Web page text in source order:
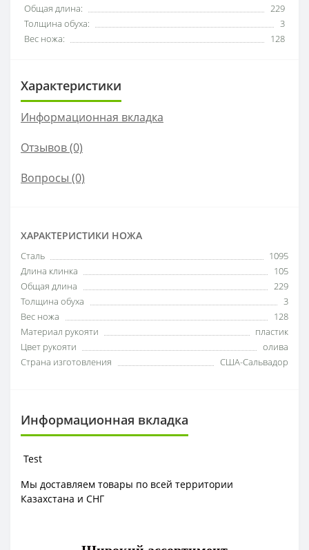
Общая длина:
229
Толщина обуха:
3
Вес ножа:
128
Характеристики
Информационная вкладка
Отзывов (0)
Вопросы (0)
ХАРАКТЕРИСТИКИ НОЖА
Сталь
1095
Длина клинка
105
Общая длина
229
Толщина обуха
3
Вес ножа
128
Материал рукояти
пластик
Цвет рукояти
олива
Страна изготовления
США-Сальвадор
Информационная вкладка
Test
Мы доставляем товары по всей территории
Казахстана и СНГ